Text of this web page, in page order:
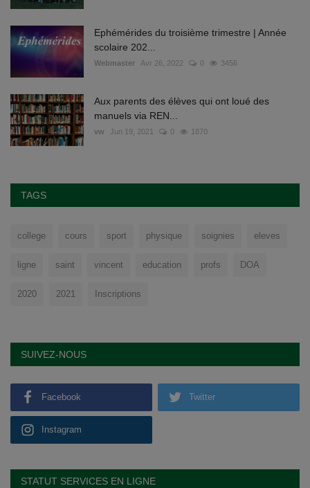
Ephémérides du troisième trimestre | Année
scolaire 202...
Webmaster Avr 26, 2022 0 3456
Aux parents des élèves qui ont loué des
manuels via REN...
vw Jun 19, 2021 0 1870
TAGS
college cours sport physique soignies eleves
ligne saint vincent education profs DOA
2020 2021 Inscriptions
SUIVEZ-NOUS
Facebook Twitter
Instagram
STATUT SERVICES EN LIGNE